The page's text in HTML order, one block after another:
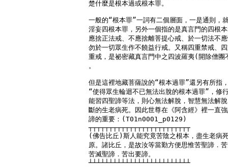
楚什麼是根本過或根本罪。
一般的“根本罪”一詞有二個層面，一是通則，
淫妄四根本罪，另外一個指的是真言門的四根
應捨正法戒、不應捨離菩提心戒、於一切法不
勿於一切眾生作不饒益行戒。又稱四重禁戒、
重戒，是祕密藏真言門中之四波羅夷(開除僧團
。
但是這裡地藏菩薩說的“根本過罪”還另有所指
“使得眾生輪迴不已無法出脫的根本過罪”，修
能習四聖諦等法，則心無法解脫，智慧無法解
斷的生老病死。因此世尊在《阿含經》裡一直
諦的重要：(T01n0001_p0129)
┬┬┬┬┬┬┬┬┬┬┬┬┬┬┬┬┬┬┬┬┬┬┬┬┬
(佛告比丘)斯人能究竟苦陰之根本，盡生老病
原。諸比丘，是故汝等當勤方便思惟苦聖諦．
苦滅聖諦．苦出要諦。
┴┴┴┴┴┴┴┴┴┴┴┴┴┴┴┴┴┴┴┴┴┴┴┴┴